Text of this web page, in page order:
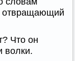
отвращающий
Что он
волки.